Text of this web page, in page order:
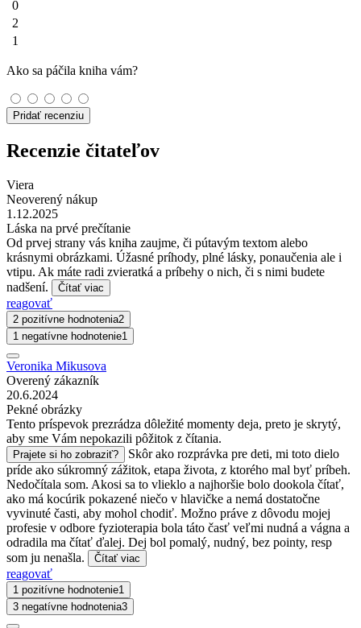
0
2
1
Ako sa páčila kniha vám?
Pridať recenziu
Recenzie čitateľov
Viera
Neoverený nákup
1.12.2025
Láska na prvé prečítanie
Od prvej strany vás kniha zaujme, či pútavým textom alebo
krásnymi obrázkami. Úžasné príhody, plné lásky, ponaučenia ale i
vtipu. Ak máte radi zvieratká a príbehy o nich, či s nimi budete
nadšení.
Čítať viac
reagovať
2 pozitívne hodnotenia2
1 negatívne hodnotenie1
Veronika Mikusova
Overený zákazník
20.6.2024
Pekné obrázky
Tento príspevok prezrádza dôležité momenty deja, preto je skrytý,
aby sme Vám nepokazili pôžitok z čítania.
Prajete si ho zobraziť?
Skôr ako rozprávka pre deti, mi toto dielo
príde ako súkromný zážitok, etapa života, z ktorého mal byť príbeh.
Nedočítala som. Akosi sa to vlieklo a najhoršie bolo dookola čítať,
ako má kocúrik pokazené niečo v hlavičke a nemá dostatočne
vyvinuté časti, aby mohol chodiť. Možno práve z dôvodu mojej
profesie v odbore fyzioterapia bola táto časť veľmi nudná a vágna a
odradila ma čítať ďalej. Dej bol pomalý, nudný, bez pointy, resp
som ju nenašla.
Čítať viac
reagovať
1 pozitívne hodnotenie1
3 negatívne hodnotenia3